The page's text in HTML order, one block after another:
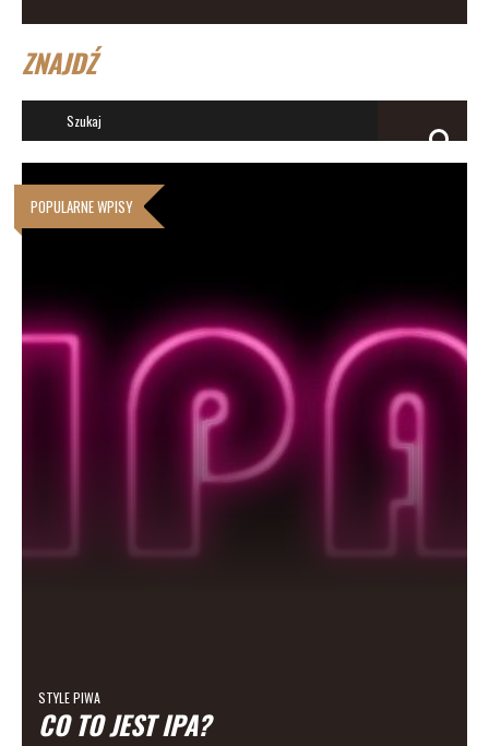
ZNAJDŹ
POPULARNE WPISY
STYLE PIWA
CO TO JEST IPA?